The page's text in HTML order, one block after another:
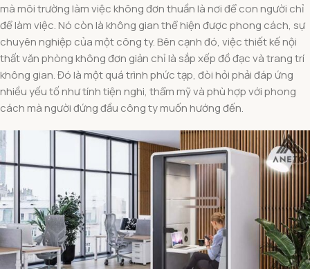
mà môi trường làm việc không đơn thuần là nơi để con người chỉ
để làm việc. Nó còn là không gian thể hiện được phong cách, sự
chuyên nghiệp của một công ty. Bên cạnh đó, việc thiết kế nội
thất văn phòng không đơn giản chỉ là sắp xếp đồ đạc và trang trí
không gian. Đó là một quá trình phức tạp, đòi hỏi phải đáp ứng
nhiều yếu tố như tính tiện nghi, thẩm mỹ và phù hợp với phong
cách mà người đứng đầu công ty muốn hướng đến.